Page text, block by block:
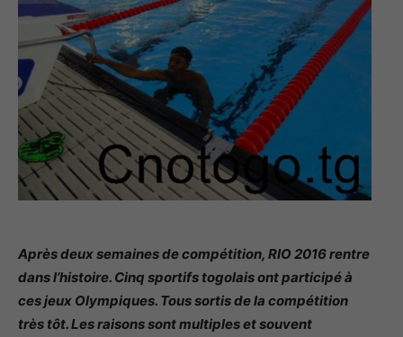
Après deux semaines de compétition, RIO 2016 rentre
dans l’histoire. Cinq sportifs togolais ont participé à
ces jeux Olympiques. Tous sortis de la compétition
très tôt. Les raisons sont multiples et souvent